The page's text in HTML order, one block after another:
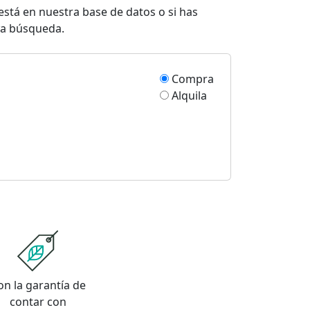
en nuestra base de datos o si has
búsqueda.
Compra
Alquila
la garantía de
contar con